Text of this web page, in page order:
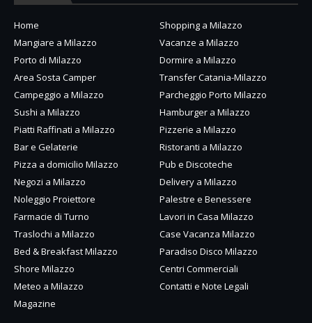
Home
Shopping a Milazzo
Mangiare a Milazzo
Vacanze a Milazzo
Porto di Milazzo
Dormire a Milazzo
Area Sosta Camper
Transfer Catania-Milazzo
Campeggio a Milazzo
Parcheggio Porto Milazzo
Sushi a Milazzo
Hamburger a Milazzo
Piatti Raffinati a Milazzo
Pizzerie a Milazzo
Bar e Gelaterie
Ristoranti a Milazzo
Pizza a domicilio Milazzo
Pub e Discoteche
Negozi a Milazzo
Delivery a Milazzo
Noleggio Proiettore
Palestre e Benessere
Farmacie di Turno
Lavori in Casa Milazzo
Traslochi a Milazzo
Case Vacanza Milazzo
Bed & Breakfast Milazzo
Paradiso Disco Milazzo
Shore Milazzo
Centri Commerciali
Meteo a Milazzo
Contatti e Note Legali
Magazine